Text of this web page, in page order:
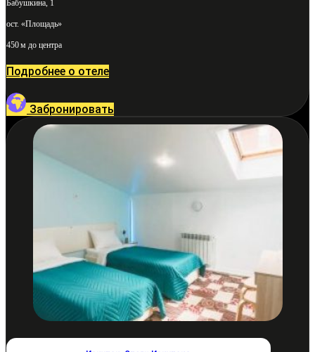
Бабушкина, 1
ост. «Площадь»
450 м до центра
Подробнее о отеле
Забронировать